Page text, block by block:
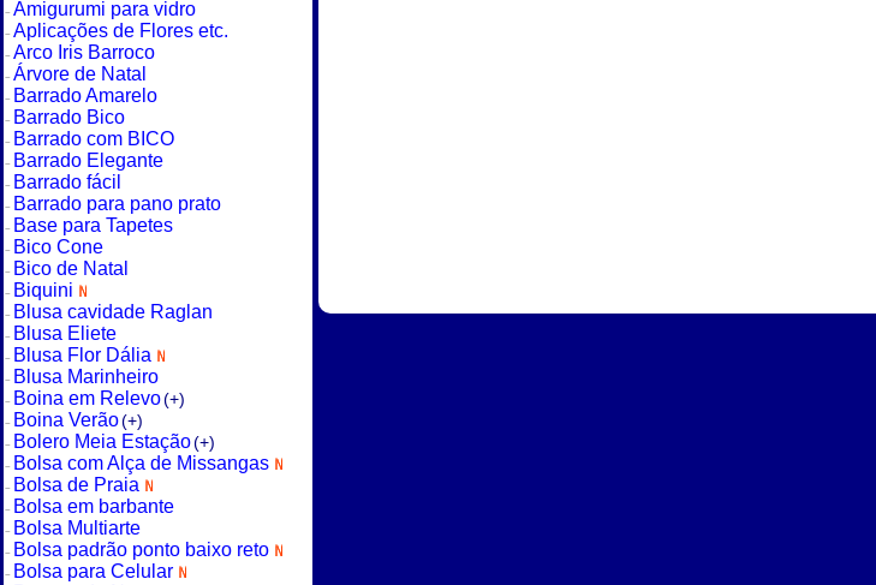
Amigurumi para vidro
Aplicações de Flores etc.
Arco Iris Barroco
Árvore de Natal
Barrado Amarelo
Barrado Bico
Barrado com BICO
Barrado Elegante
Barrado fácil
Barrado para pano prato
Base para Tapetes
Bico Cone
Bico de Natal
Biquini
Blusa cavidade Raglan
Blusa Eliete
Blusa Flor Dália
Blusa Marinheiro
Boina em Relevo(+)
Boina Verão(+)
Bolero Meia Estação(+)
Bolsa com Alça de Missangas
Bolsa de Praia
Bolsa em barbante
Bolsa Multiarte
Bolsa padrão ponto baixo reto
Bolsa para Celular